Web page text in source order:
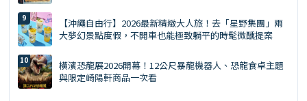
【沖繩自由行】2026最新精緻大人旅！去「星野集團」兩
大夢幻景點度假，不開車也能極致躺平的時髦微醺提案
橫濱恐龍展2026開幕！12公尺暴龍機器人、恐龍食卓主題
與限定崎陽軒商品一次看